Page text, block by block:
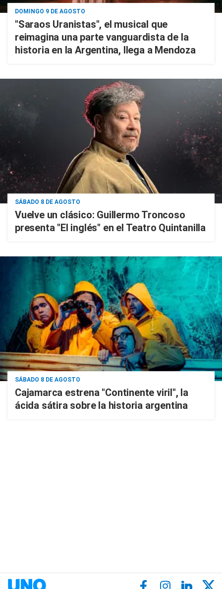
DOMINGO 9 DE AGOSTO
"Saraos Uranistas", el musical que
reimagina una parte vanguardista de la
historia en la Argentina, llega a Mendoza
SÁBADO 8 DE AGOSTO
Vuelve un clásico: Guillermo Troncoso
presenta "El inglés" en el Teatro Quintanilla
SÁBADO 8 DE AGOSTO
Cajamarca estrena "Continente viril", la
ácida sátira sobre la historia argentina